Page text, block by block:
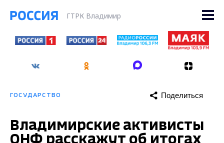
ГТРК Владимир
ГОСУДАРСТВО Поделиться
Владимирские активисты
ОНФ расскажут об итогах